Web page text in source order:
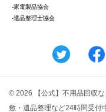
-家電製品協会
-遺品整理士協会
© 2026 【公式】不用品回収
敷・遺品整理など24時間受付